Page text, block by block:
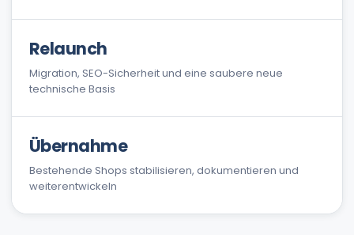
Relaunch
Migration, SEO-Sicherheit und eine saubere neue
technische Basis
Übernahme
Bestehende Shops stabilisieren, dokumentieren und
weiterentwickeln